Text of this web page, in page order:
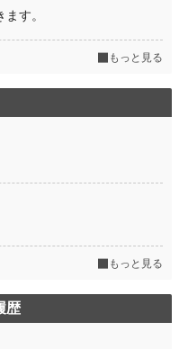
す。
もっと見る
もっと見る
歴